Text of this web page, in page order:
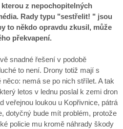
z nepochopitelných
Rady typu "sestřelit! " jsou
to někdo opravdu zkusil, může
překvapení.
snadné řešení v podobě
to není. Drony totiž mají s
nemá se po nich střílet. A tak
letos v lednu poslal k zemi dron
veřejnou loukou u Kopřivnice, pátrá
dotyčný bude mít problém, protože
policie mu kromě náhrady škody